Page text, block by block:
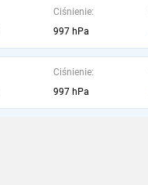
Ciśnienie:
997 hPa
Ciśnienie:
997 hPa